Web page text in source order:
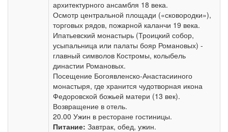
архитектурного ансамбля 18 века.
Осмотр центральной площади («сковородки»),
торговых рядов, пожарной каланчи 19 века.
Ипатьевский монастырь (Троицкий собор,
усыпальница или палаты бояр Романовых) -
главный символов Костромы, колыбель
династии Романовых.
Посещение Богоявленско-Анастасииного
монастыря, где хранится чудотворная икона
Федоровской божьей матери (13 век).
Возвращение в отель.
20.00 Ужин в ресторане гостиницы.
Питание: Завтрак, обед, ужин.